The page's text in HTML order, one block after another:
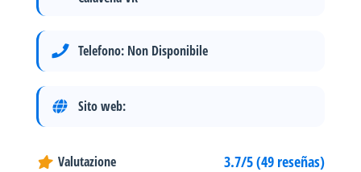
Telefono: Non Disponibile
Sito web:
Valutazione 3.7/5 (49 reseñas)